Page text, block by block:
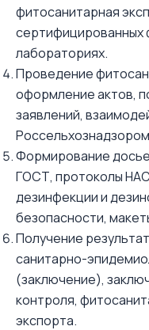
фитосанитарная
сертифицированных
лабораториях.
Проведение
оформление актов,
заявлений,
Формирование
ГОСТ, протоколы
дезинфекции и
безопасности,
Получение
санитарно-
(заключение),
контроля,
экспорта.